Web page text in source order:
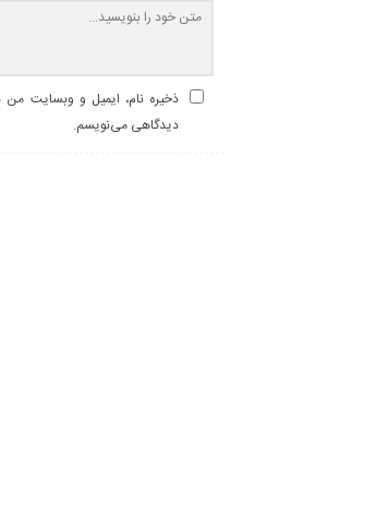
ذخیره نام، ایمیل و وبسایت من
دیدگاهی می‌نویسم.